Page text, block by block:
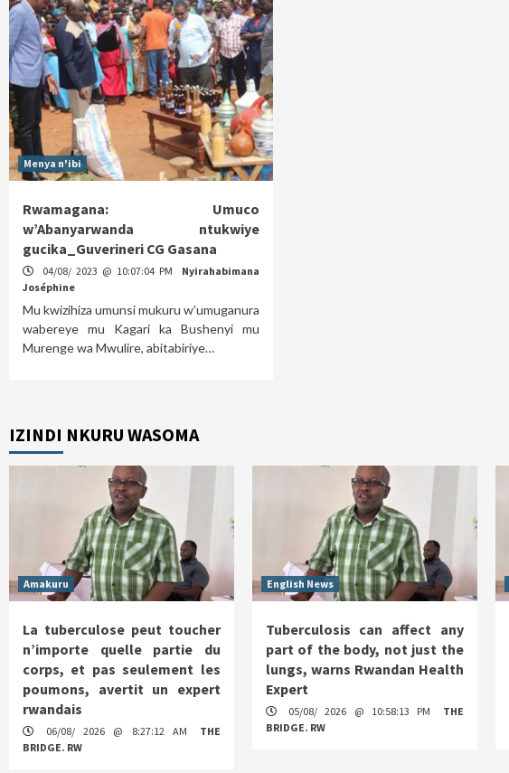
Menya n'ibi
Rwamagana: Umuco
w’Abanyarwanda ntukwiye
gucika_Guverineri CG Gasana
04/08/ 2023 @ 10:07:04 PM
Nyirahabimana
Joséphine
Mu kwizihiza umunsi mukuru w’umuganura
wabereye mu Kagari ka Bushenyi mu
Murenge wa Mwulire, abitabiriye…
IZINDI NKURU WASOMA
Amakuru
La tuberculose peut toucher
n’importe quelle partie du
corps, et pas seulement les
poumons, avertit un expert
rwandais
06/08/ 2026 @ 8:27:12 AM
THE
BRIDGE. RW
English News
Tuberculosis can affect any
part of the body, not just the
lungs, warns Rwandan Health
Expert
05/08/ 2026 @ 10:58:13 PM
THE
BRIDGE. RW